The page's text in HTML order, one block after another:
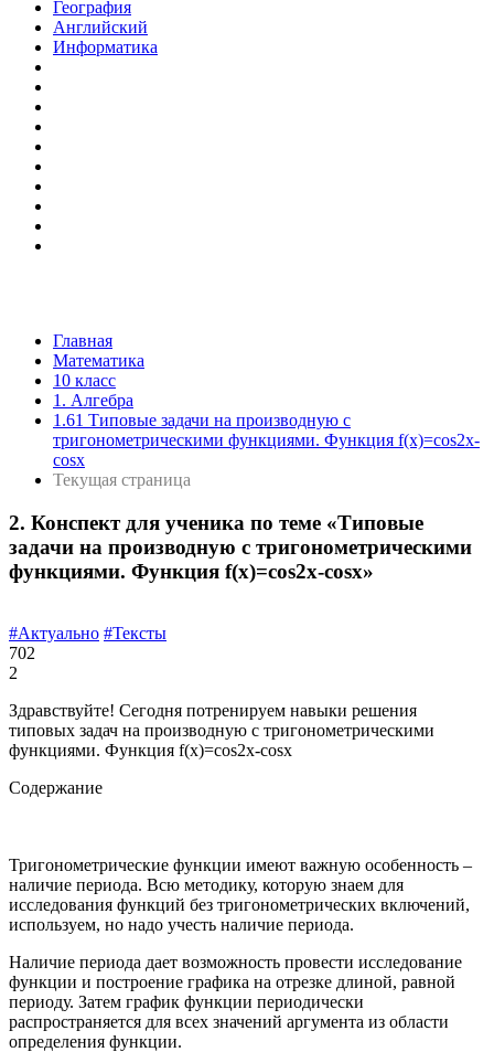
География
Английский
Информатика
Главная
Математика
10 класс
1. Алгебра
1.61 Типовые задачи на производную с
тригонометрическими функциями. Функция f(x)=cos2x-
cosx
Текущая страница
2. Конспект для ученика по теме «Типовые
задачи на производную с тригонометрическими
функциями. Функция f(x)=cos2x-cosx»
#Актуально #Тексты
702
2
Здравствуйте! Сегодня потренируем навыки решения
типовых задач на производную с тригонометрическими
функциями. Функция f(x)=cos2x-cosx
Содержание
Тригонометрические функции имеют важную особенность –
наличие периода. Всю методику, которую знаем для
исследования функций без тригонометрических включений,
используем, но надо учесть наличие периода.
Наличие периода дает возможность провести исследование
функции и построение графика на отрезке длиной, равной
периоду. Затем график функции периодически
распространяется для всех значений аргумента из области
определения функции.